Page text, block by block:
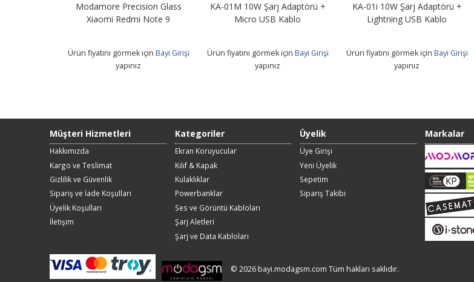
Modamore Precision Glass
Xiaomi Redmi Note 9
Ürün fiyatını görmek için Bayi Girişi
yapınız
KA-01M 10W Şarj Adaptörü +
Micro USB Kablo
Ürün fiyatını görmek için Bayi Girişi
yapınız
KA-01i 10W Şarj Adaptörü +
Lightning USB Kablo
Ürün fiyatını görmek için Bayi Girişi
yapınız
Müşteri Hizmetleri
Hakkımızda
Kargo ve Teslimat
Gizlilik ve Güvenlik
Sipariş ve İade Koşulları
Üyelik Koşulları
İletişim
Kategoriler
Ekran Koruyucular
Kılıf & Kapak
Kulaklıklar
Powerbanklar
Ses ve Görüntü Kabloları
Şarj Aletleri
Şarj ve Data Kabloları
Üyelik
Üye Girişi
Yeni Üyelik
Sepetim
Sipariş Takibi
Markalar
© 2026 bayi.modagsm.com Tüm hakları saklıdır.